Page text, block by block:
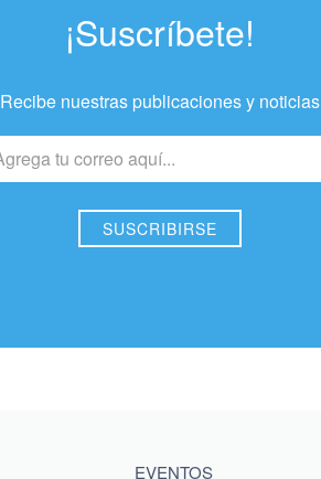
¡Suscríbete!
Recibe nuestras publicaciones y noticias
EVENTOS